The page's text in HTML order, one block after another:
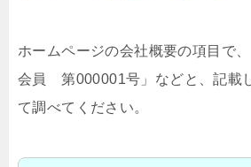
ホームページの会社概要の項目で
会員 第000001号」などと、記載
て調べてください。